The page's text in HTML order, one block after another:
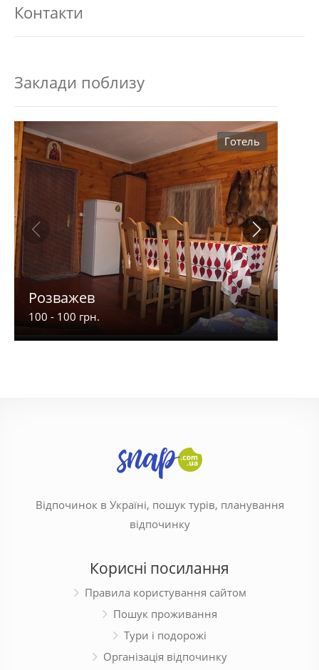
Контакти
Заклади поблизу
Готель
Розважев
100 - 100 грн.
Відпочинок в Україні, пошук турів, планування
відпочинку
Корисні посилання
Правила користування сайтом
Пошук проживання
Тури і подорожі
Організація відпочинку